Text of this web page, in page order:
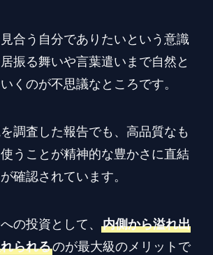
合う自分でありたいという意識
振る舞いや言葉遣いまで自然と
くのが不思議なところです。
調査した報告でも、高品質なも
うことが精神的な豊かさに直結
確認されています。
の投資として、 内側から溢れ出
られるのが最大級のメリットで